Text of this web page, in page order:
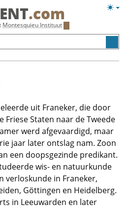
.com
Montesquieu Instituut
uit Franeker, die door
Friese Staten naar de Tweede
werd afgevaardigd, maar
jaar later ontslag nam. Zoon
een doopsgezinde predikant.
wis- en natuurkunde
verloskunde in Franeker,
Göttingen en Heidelberg.
in Leeuwarden en later